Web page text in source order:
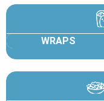
WRAPS